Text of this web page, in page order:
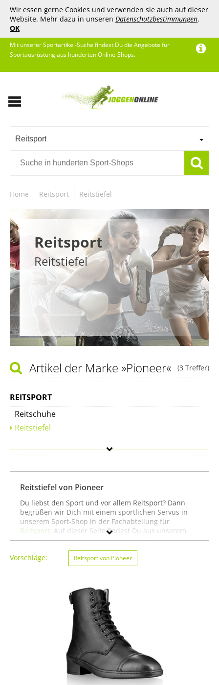
Wir essen gerne Cookies und verwenden sie auch auf dieser
Website. Mehr dazu in unseren Datenschutzbestimmungen.
OK
Mit unserer Sportartikel-Suche findest Du die Angebote für
Sportausrüstung aus hunderten Online-Shops.
Reitsport
Home Reitsport Reitstiefel
Reitsport
Reitstiefel
(3 Treffer)
Artikel der Marke »Pioneer«
REITSPORT
Reitschuhe
Reitstiefel
Farbe
Reitstiefel von Pioneer
Du liebst den Sport und vor allem Reitsport? Dann
begrüßen wir Dich mit einem sportlichen Servus in
unserem Sport-Shop in der Fachabteilung für
Reitsport . Auf dieser Seite findest Du aus unserem
umfangreichen Sortiment alle Reitstiefel der Marke
Pioneer. Mit Hilfe der Filter am linken Seitenrand
kannst Du Dir auchReitstiefelvon anderen Marken
anzeigen lassen. Alternativ kannst Du Dich auch auf
oder unter allen Produkten für den Sport
Reitsport von Pioneerumsehen. Mit diesen Hinweisen
wünschen wir Dir viel Erfolg beim Suchen und vor
allem weiter viel Spaß und Erfolg beim Reitsport!
Vorschläge: Reitsport von Pioneer